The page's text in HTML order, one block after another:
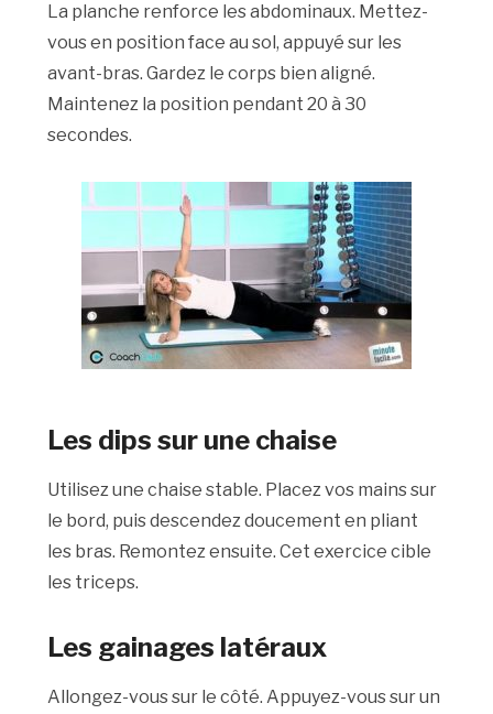
La planche renforce les abdominaux. Mettez-
vous en position face au sol, appuyé sur les
avant-bras. Gardez le corps bien aligné.
Maintenez la position pendant 20 à 30
secondes.
Les dips sur une chaise
Utilisez une chaise stable. Placez vos mains sur
le bord, puis descendez doucement en pliant
les bras. Remontez ensuite. Cet exercice cible
les triceps.
Les gainages latéraux
Allongez-vous sur le côté. Appuyez-vous sur un